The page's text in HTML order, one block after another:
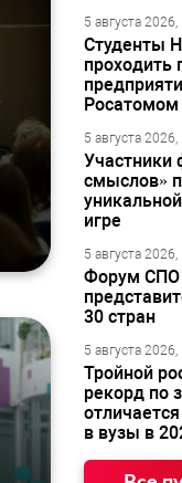
5 августа 2026,
Студенты
проходить
5 августа 2026,
Участники
смыслов»
игре
5 августа 2026,
Форум СПО
30 стран
5 августа 2026,
Тройной
рекорд по
в вузы в